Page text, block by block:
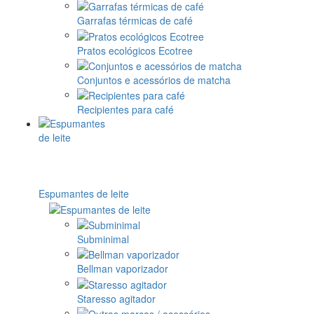
Garrafas térmicas de café
Pratos ecológicos Ecotree
Conjuntos e acessórios de matcha
Recipientes para café
Espumantes de leite
Subminimal
Bellman vaporizador
Staresso agitador